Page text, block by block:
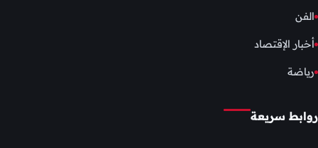
الفن
أخبار الإقتصاد
رياضة
روابط سريعة